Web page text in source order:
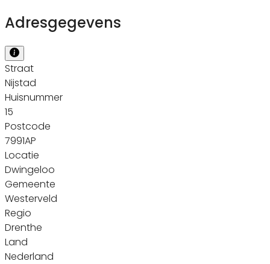
Adresgegevens
Straat
Nijstad
Huisnummer
15
Postcode
7991AP
Locatie
Dwingeloo
Gemeente
Westerveld
Regio
Drenthe
Land
Nederland